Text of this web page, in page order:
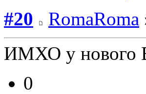
#20
RomaRoma
ИМХО у нового
0